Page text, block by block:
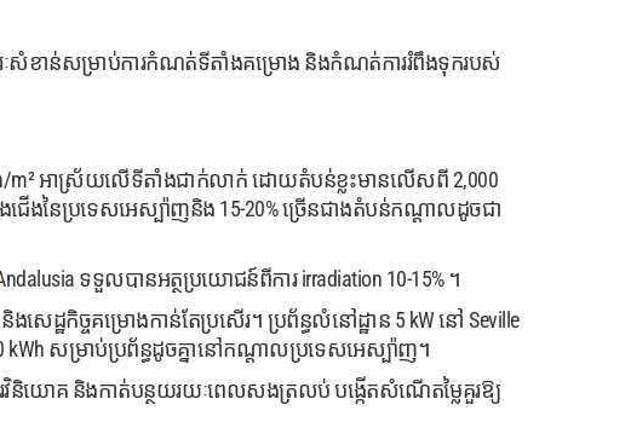
សំខាន់សម្រាប់ការកំណត់ទីតាំងគម្រោង និងកំណត់ការរំពឹងទុករបស់
m² អាស្រ័យលើទីតាំងជាក់លាក់ ដោយតំបន់ខ្លះមានលើសពី 2,000
ជើងនៃប្រទេសអេស្ប៉ាញនិង 15-20% ច្រើនជាងតំបន់កណ្តាលដូចជា
ទទួលបានអត្ថប្រយោជន៍ពីការ irradiation 10-15% ។
ដ្ឋកិច្ចគម្រោងកាន់តែប្រសើរ។ ប្រព័ន្ធលំនៅដ្ឋាន 5 kW នៅ Seville
kWh សម្រាប់ប្រព័ន្ធដូចគ្នានៅកណ្តាលប្រទេសអេស្ប៉ាញ។
យោគ និងកាត់បន្ថយរយៈពេលសងត្រលប់ បង្កើតសំណើតម្លៃគួរឱ្យ